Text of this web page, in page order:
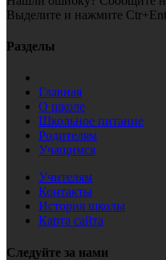
Выделите и нажмите
Разделы
Главная
О школе
Школьное питание
Родителям
Учащимся
Учителям
Контакты
История школы
Карта сайта
Следуйте за нами